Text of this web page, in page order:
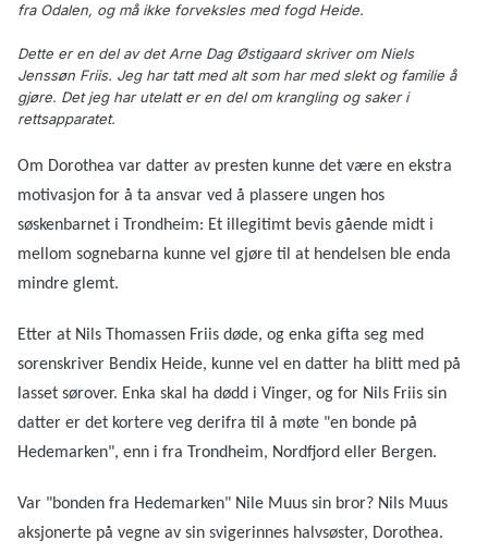
fra Odalen, og må ikke forveksles med fogd Heide.
Dette er en del av det Arne Dag Østigaard skriver om Niels
Jenssøn Friis. Jeg har tatt med alt som har med slekt og familie å
gjøre. Det jeg har utelatt er en del om krangling og saker i
rettsapparatet.
Om Dorothea var datter av presten kunne det være en ekstra
motivasjon for å ta ansvar ved å plassere ungen hos
søskenbarnet i Trondheim: Et illegitimt bevis gående midt i
mellom sognebarna kunne vel gjøre til at hendelsen ble enda
mindre glemt.
Etter at Nils Thomassen Friis døde, og enka gifta seg med
sorenskriver Bendix Heide, kunne vel en datter ha blitt med på
lasset sørover. Enka skal ha dødd i Vinger, og for Nils Friis sin
datter er det kortere veg derifra til å møte "en bonde på
Hedemarken", enn i fra Trondheim, Nordfjord eller Bergen.
Var "bonden fra Hedemarken" Nile Muus sin bror? Nils Muus
aksjonerte på vegne av sin svigerinnes halvsøster, Dorothea.